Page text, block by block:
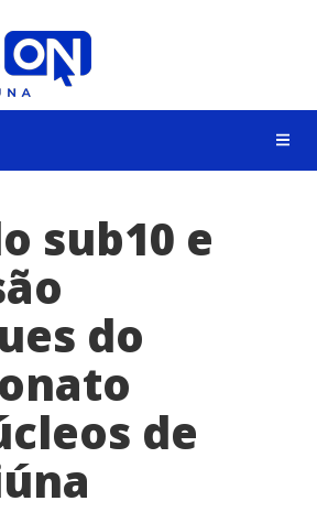
sub10 e
do
de